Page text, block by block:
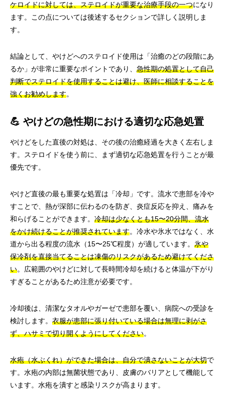
ケロイドに対しては、ステロイドが重要な治療手段の一つになり
ます。この点については後述するセクションで詳しく説明しま
す。
結論として、やけどへのステロイド使用は「治癒のどの段階にあ
るか」が非常に重要なポイントであり、 急性期の処置として自己
判断でステロイドを使用することは避け、医師に相談することを
強くお勧めします。
💪 やけどの急性期における適切な応急処置
やけどをした直後の対処は、その後の治癒経過を大きく左右しま
す。ステロイドを使う前に、まず適切な応急処置を行うことが最
優先です。
やけど直後の最も重要な処置は「冷却」です。流水で患部を冷や
すことで、熱が深部に伝わるのを防ぎ、炎症反応を抑え、痛みを
和らげることができます。 冷却は少なくとも15〜20分間、流水
をかけ続けることが推奨されています。冷水や氷水ではなく、水
道から出る程度の流水（15〜25℃程度）が適しています。 氷や
保冷剤を直接当てることは凍傷のリスクがあるため避けてくださ
い。広範囲のやけどに対して長時間冷却を続けると体温が下がり
すぎることがあるため注意が必要です。
冷却後は、清潔なタオルやガーゼで患部を覆い、病院への受診を
検討します。 衣服が患部に張り付いている場合は無理に剥がさ
ず、ハサミで切り開くようにしてください。
水疱（水ぶくれ）ができた場合は、自分で潰さないことが大切で
す。水疱の内部は無菌状態であり、皮膚のバリアとして機能して
います。水疱を潰すと感染リスクが高まります。